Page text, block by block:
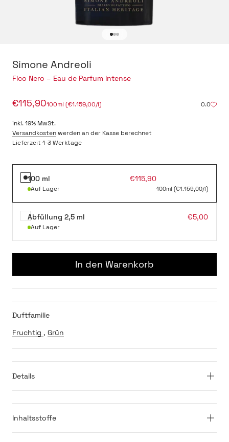
Simone Andreoli
-Fico Nero – Eau de Parfum Intense
Angebot
€115,90100ml (€1.159,00/l) 0.0
inkl. 19% MwSt.
Versandkostenwerden an der Kasse berechnet
Lieferzeit 1-3 Werktage
100 ml
Auf Lager
Angebot
€115,90
100ml (€1.159,00/l)
Abfüllung 2,5 ml
Auf Lager
Angebot
€5,00
In den Warenkorb
Duftfamilie
Fruchtig , Grün
Details
Inhaltsstoffe